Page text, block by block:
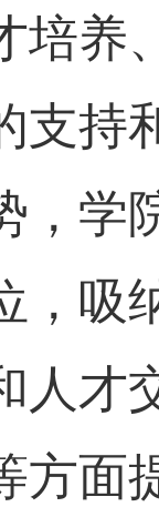
培养
支持
，学
，吸
人才
方面